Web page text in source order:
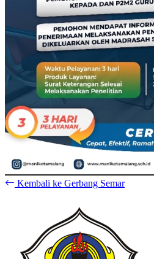
Kembali ke Gerbang Semar